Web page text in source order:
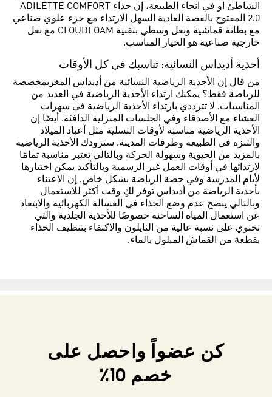
الشاطئ او في انحاء الطبيعة، إن حذاء ADILETTE COMFORT
2.0 المفتوح بالقصة العادية السهل الارتداء مع جزء علوي صناعي
مع بطانة قماشية ونعل وسطي بتقنية CLOUDFOAM مع نعل
خارجية صناعية هو الخيار المناسب.
أحذية أديداس النسائية: تناسبك في كل الأوقات
من قال إن الأحذية الرياضية النسائية من أديداس المغربمخصصة
للرياضة فقط؟ يمكنك ارتداء الأحذية الرياضية في العديد من
المناسبات. لا تترددي بارتداء الأحذية الرياضية في سهرات
العشاء مع الأصدقاء وفي الجلسات المنزلية الدافئة. أيضًا إن
الأحذية الرياضية مناسبة لأوقات التسلية مثل أعياد الميلاد
والتنزه في الطبيعة وطرقات المدينة. ستزودك الأحذية الرياضية
بالمزيد من الحيوية وسهولة الحركة وبالتالي تعتبر مناسبة تمامًا
لارتدائها في أوقات العمل غير الرسمية وبالتأكيد يمكن اختيارها
لأيام المدرسة وفي حصة الرياضة بشكل خاص. إن الاعتناء
بأحذية الرياضة من أديداس توفر لكِ وقت أكثر للاستعمال
وبالتالي ينصح عدم وضع الحذاء في الغسالة الكهربائية والابتعاد
عن استعمال المياه الساخنة خصوصًا للأحذية الجلدية والتي
تحتوي على نسبة عالية من النايلون والاكتفاء بتنظيف الحذاء
بقطعة من القماش المبلول بالماء.
كن عضواً واحصل على
خصم 10٪